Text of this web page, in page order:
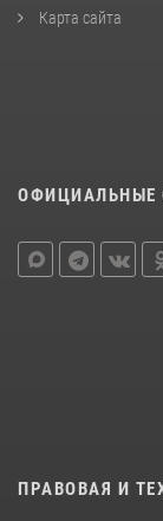
Карта сайта
ОФИЦИАЛЬНЫЕ
ПРАВОВАЯ И